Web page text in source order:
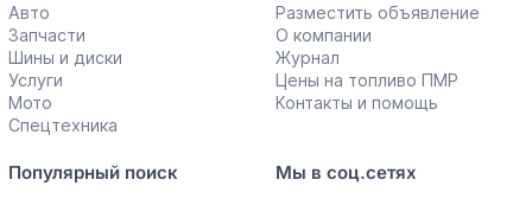
Авто
Запчасти
Шины и диски
Услуги
Мото
Спецтехника
Разместить объявление
О компании
Журнал
Цены на топливо ПМР
Контакты и помощь
Популярный поиск Мы в соц.сетях